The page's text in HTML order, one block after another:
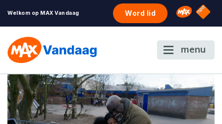
Welkom op MAX Vandaag Word lid Omroep
NPO
menu